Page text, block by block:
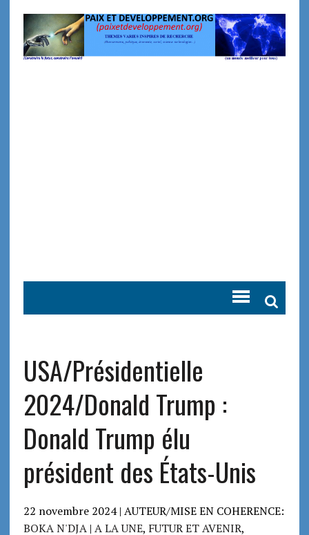
USA/Présidentielle
2024/Donald Trump :
Donald Trump élu
président des États-Unis
22 novembre 2024 | AUTEUR/MISE EN COHERENCE:
BOKA N'DJA| A LA UNE, FUTUR ET AVENIR,